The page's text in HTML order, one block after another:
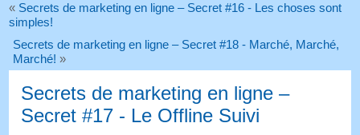
« Secrets de marketing en ligne – Secret #16 - Les choses sont
simples!
Secrets de marketing en ligne – Secret #18 - Marché, Marché,
Marché! »
Secrets de marketing en ligne –
Secret #17 - Le Offline Suivi